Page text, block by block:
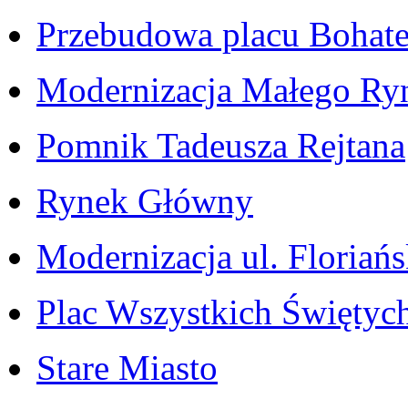
Przebudowa placu
Modernizacja Małego
Pomnik Tadeusza Rejtana
Rynek Główny
Modernizacja ul.
Plac Wszystkich
Stare Miasto